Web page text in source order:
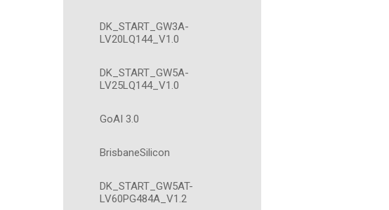
DK_START_GW3A-
LV20LQ144_V1.0
DK_START_GW5A-
LV25LQ144_V1.0
GoAI 3.0
BrisbaneSilicon
DK_START_GW5AT-
LV60PG484A_V1.2